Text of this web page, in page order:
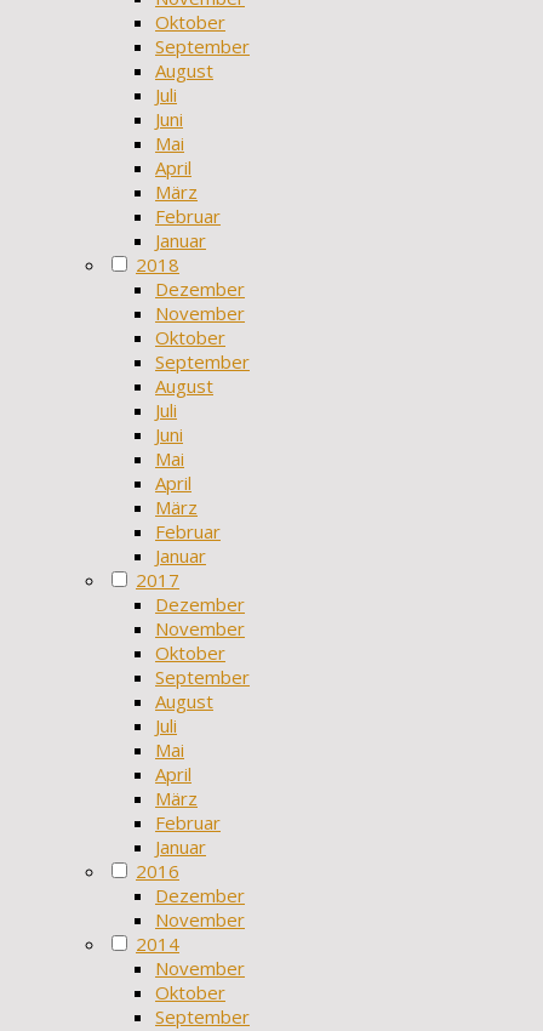
Oktober
September
August
Juli
Juni
Mai
April
März
Februar
Januar
2018
Dezember
November
Oktober
September
August
Juli
Juni
Mai
April
März
Februar
Januar
2017
Dezember
November
Oktober
September
August
Juli
Mai
April
März
Februar
Januar
2016
Dezember
November
2014
November
Oktober
September